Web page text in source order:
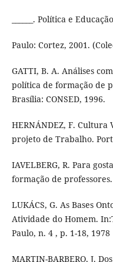
______. Política e
Paulo: Cortez, 2001.
GATTI, B. A. Análises
política de formação de
Brasília: CONSED, 1996.
HERNÁNDEZ, F.
projeto de Trabalho.
IAVELBERG, R. Para
formação de
LUKÁCS, G. As Bases
Atividade do Homem.
Paulo, n. 4 , p. 1-18, 1978
MARTIN-BARBERO, J.